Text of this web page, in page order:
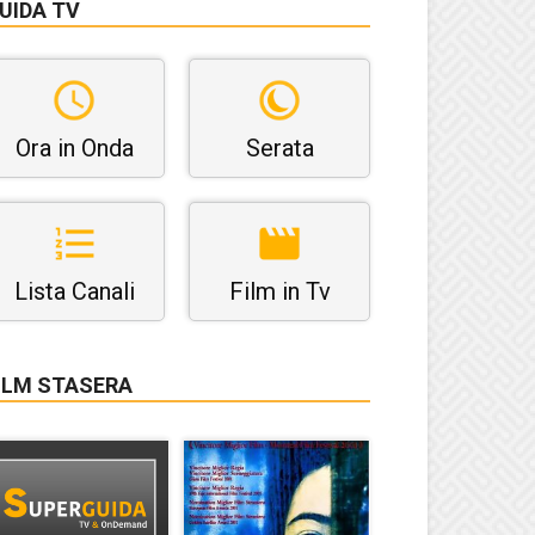
TV
Ora in Onda Serata
Lista Canali Film in Tv
STASERA